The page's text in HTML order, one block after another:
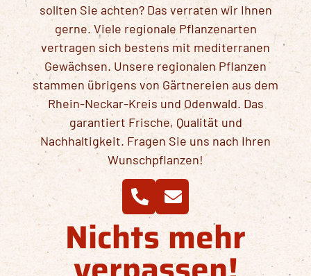
sollten Sie achten? Das verraten wir Ihnen
gerne. Viele regionale Pflanzenarten
vertragen sich bestens mit mediterranen
Gewächsen. Unsere regionalen Pflanzen
stammen übrigens von Gärtnereien aus dem
Rhein-Neckar-Kreis und Odenwald. Das
garantiert Frische, Qualität und
Nachhaltigkeit. Fragen Sie uns nach Ihren
Wunschpflanzen!
Nichts mehr